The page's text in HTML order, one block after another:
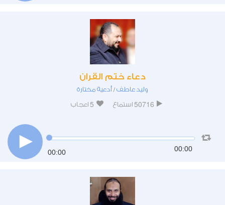
دعاء ختم القران
وليد عاطف/أدعية مختارة
50716 استماع 5 اعجاب
00:00 00:00